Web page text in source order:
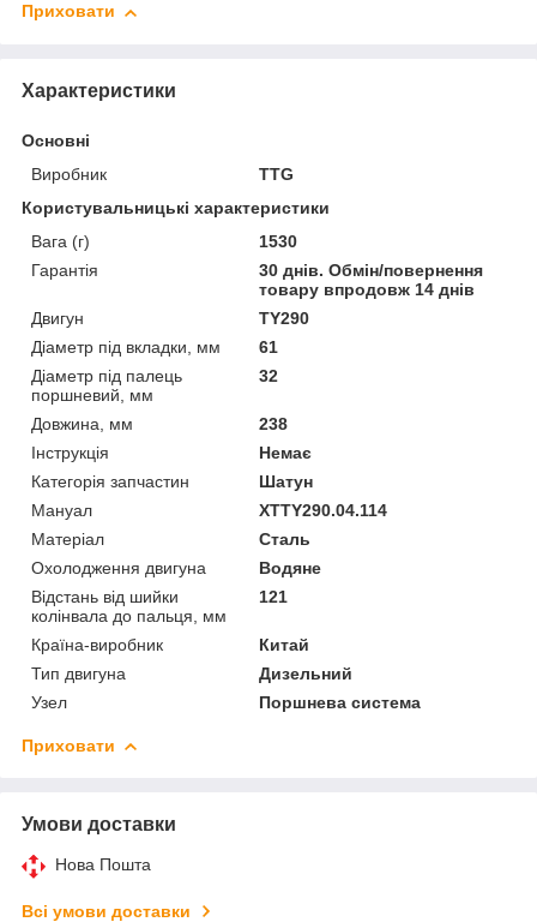
Приховати
Характеристики
Основні
Виробник
TTG
Користувальницькі характеристики
Вага (г)
1530
Гарантія
30 днів. Обмін/повернення
товару впродовж 14 днів
Двигун
TY290
Діаметр під вкладки, мм
61
Діаметр під палець
поршневий, мм
32
Довжина, мм
238
Інструкція
Немає
Категорія запчастин
Шатун
Мануал
XTTY290.04.114
Матеріал
Сталь
Охолодження двигуна
Водяне
Відстань від шийки
колінвала до пальця, мм
121
Країна-виробник
Китай
Тип двигуна
Дизельний
Узел
Поршнева система
Приховати
Умови доставки
Нова Пошта
Всі умови доставки